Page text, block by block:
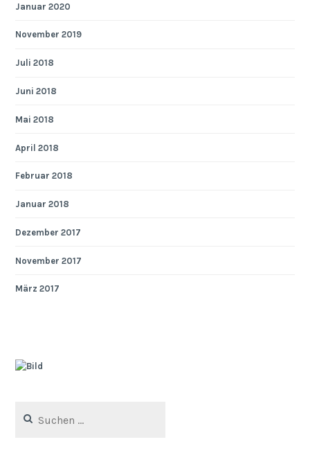
Januar 2020
November 2019
Juli 2018
Juni 2018
Mai 2018
April 2018
Februar 2018
Januar 2018
Dezember 2017
November 2017
März 2017
nach: